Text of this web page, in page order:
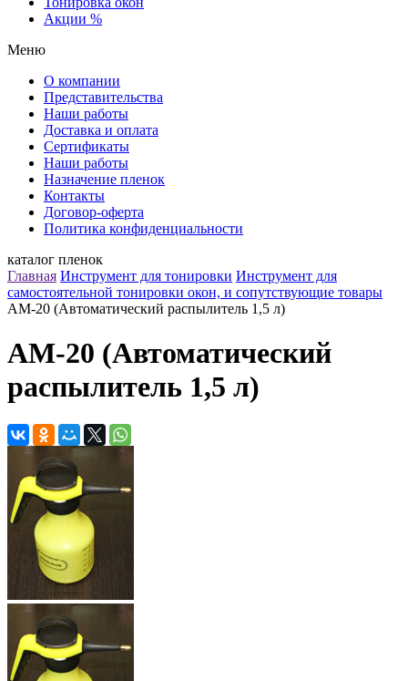
Акции %
Меню
О компании
Представительства
Наши работы
Доставка и оплата
Сертификаты
Наши работы
Назначение пленок
Контакты
Договор-оферта
Политика конфиденциальности
каталог пленок
Главная Инструмент для тонировки Инструмент для
самостоятельной тонировки окон, и сопутствующие товары
АМ-20 (Автоматический распылитель 1,5 л)
АМ-20 (Автоматический
распылитель 1,5 л)